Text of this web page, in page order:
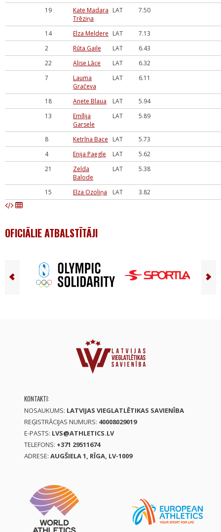
19
Kate Madara
Trēziņa
LAT 7.50
14 Elza Meldere LAT
7.13
2
Rūta Gaile LAT
6.43
22
Alise Lāce LAT
6.32
7
Lauma
Gračeva
LAT 6.11
18 Anete Blaua LAT
5.94
13
Emīlija
Garsele
LAT 5.89
8 Ketrīna Bace LAT
5.73
4
Enija Paegle LAT
5.62
21
Zelda
Balode
LAT 5.38
15 Elza Ozoliņa LAT 3.82
OFICIĀLIE ATBALSTĪTĀJI
KONTAKTI:
NOSAUKUMS: LATVIJAS VIEGLATLĒTIKAS SAVIENĪBA
REĢISTRĀCIJAS NUMURS: 40008029019
E-PASTS: LVS@ATHLETICS.LV
TELEFONS: +371 29511674
ADRESE: AUGŠIELA 1, RĪGA, LV-1009